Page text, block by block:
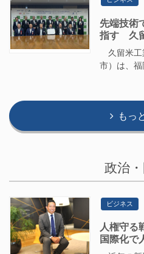
先端技術
指す 久
久留米工
市）は、
もっ
政治
ビジネス
人権守
国際化で